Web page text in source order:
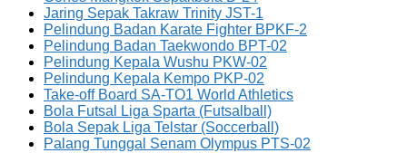
Jaring Sepak Takraw Trinity JST-1
Pelindung Badan Karate Fighter BPKF-2
Pelindung Badan Taekwondo BPT-02
Pelindung Kepala Wushu PKW-02
Pelindung Kepala Kempo PKP-02
Take-off Board SA-TO1 World Athletics
Bola Futsal Liga Sparta (Futsalball)
Bola Sepak Liga Telstar (Soccerball)
Palang Tunggal Senam Olympus PTS-02